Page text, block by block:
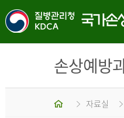
손상예방
홈 자료실